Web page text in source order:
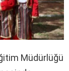
Müdürlüğü